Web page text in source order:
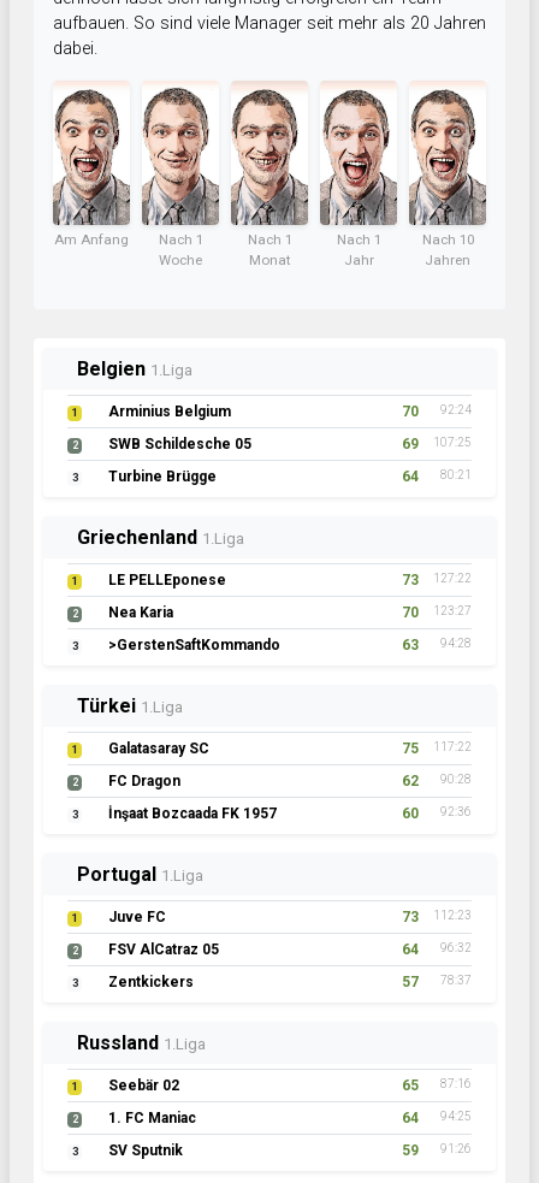
aufbauen. So sind viele Manager seit mehr als 20 Jahren
dabei.
Am Anfang
Nach 1
Woche
Nach 1
Monat
Nach 1
Jahr
Nach 10
Jahren
Belgien 1.Liga
1 Arminius Belgium 70 92:24
2 SWB Schildesche 05 69 107:25
3 Turbine Brügge 64 80:21
Griechenland 1.Liga
1 LE PELLEponese 73 127:22
2 Nea Karia 70 123:27
3 >GerstenSaftKommando 63 94:28
Türkei 1.Liga
1 Galatasaray SC 75 117:22
2 FC Dragon 62 90:28
3 İnşaat Bozcaada FK 1957 60 92:36
Portugal 1.Liga
1 Juve FC 73 112:23
2 FSV AlCatraz 05 64 96:32
3 Zentkickers 57 78:37
Russland 1.Liga
1 Seebär 02 65 87:16
2 1. FC Maniac 64 94:25
3 SV Sputnik 59 91:26